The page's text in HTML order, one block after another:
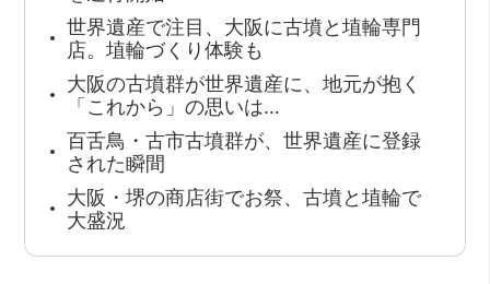
世界遺産で注目、大阪に古墳と埴輪専門
店。埴輪づくり体験も
大阪の古墳群が世界遺産に、地元が抱く
「これから」の思いは…
百舌鳥・古市古墳群が、世界遺産に登録
された瞬間
大阪・堺の商店街でお祭、古墳と埴輪で
大盛況